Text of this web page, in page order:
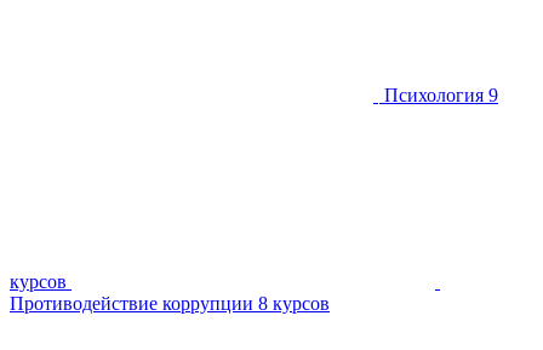
Психология 9
курсов
Противодействие коррупции 8 курсов